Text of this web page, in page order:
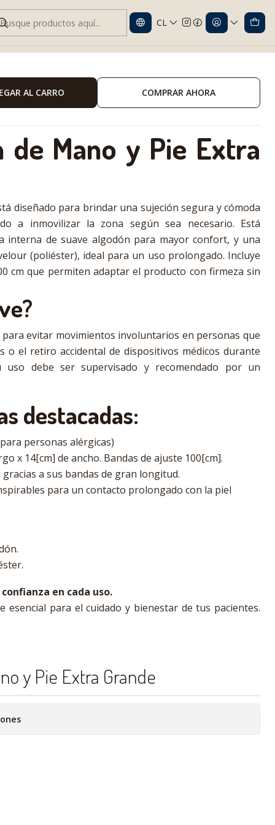
CL
Extra Grande
AL CARRO COMPRAR AHORA
de Mano y Pie Extra
diseñado para brindar una sujeción segura y cómoda
a inmovilizar la zona según sea necesario. Está
interna de suave algodón para mayor confort, y una
(poliéster), ideal para un uso prolongado. Incluye
cm que permiten adaptar el producto con firmeza sin
para evitar movimientos involuntarios en personas que
o el retiro accidental de dispositivos médicos durante
uso debe ser supervisado y recomendado por un
destacadas:
personas alérgicas)
x 14[cm] de ancho. Bandas de ajuste 100[cm].
a sus bandas de gran longitud.
para un contacto prolongado con la piel
en cada uso.
esencial para el cuidado y bienestar de tus pacientes.
y Pie Extra Grande